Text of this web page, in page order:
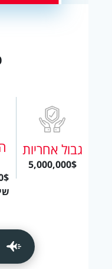
גבול אחריות
5,000,000$